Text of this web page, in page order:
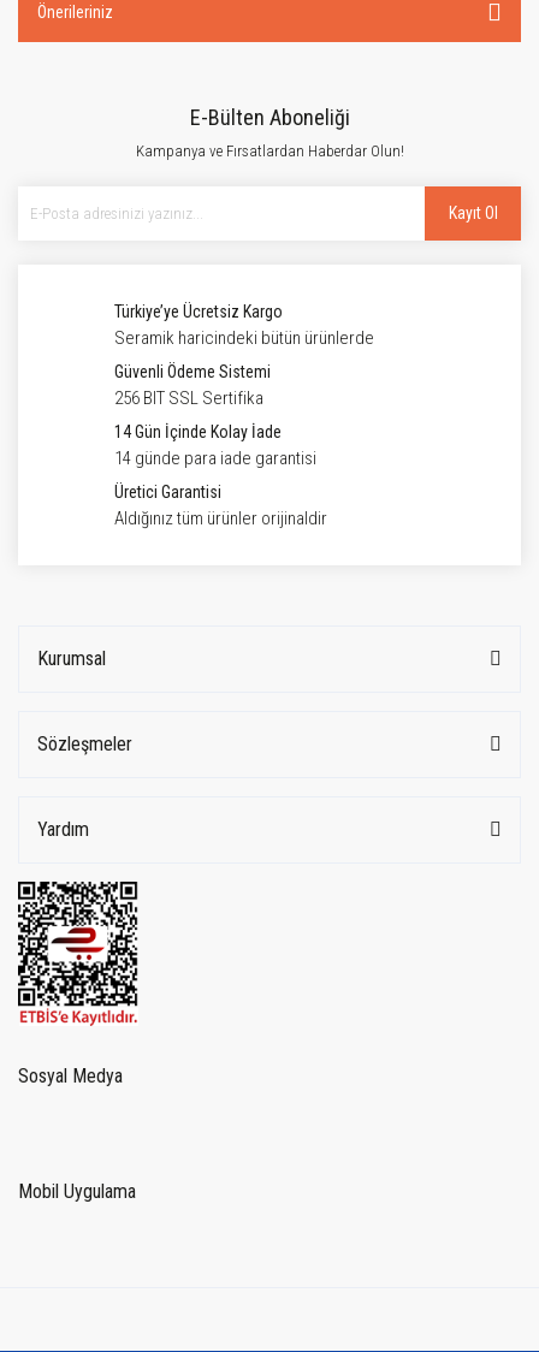
Önerileriniz
E-Bülten Aboneliği
Kampanya ve Fırsatlardan Haberdar Olun!
Kayıt Ol
Türkiye’ye Ücretsiz Kargo
Seramik haricindeki bütün ürünlerde
Güvenli Ödeme Sistemi
256 BIT SSL Sertifika
14 Gün İçinde Kolay İade
14 günde para iade garantisi
Üretici Garantisi
Aldığınız tüm ürünler orijinaldir
Kurumsal
Sözleşmeler
Yardım
Sosyal Medya
Mobil Uygulama